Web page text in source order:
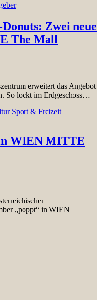
Zwei neue
The Mall
erweitert das Angebot
So lockt im Erdgeschoss…
Sport & Freizeit
WIEN MITTE
„poppt“ in WIEN